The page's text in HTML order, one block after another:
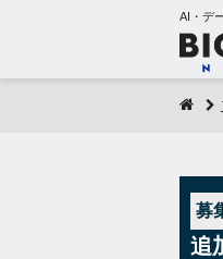
AI・デ
募
追